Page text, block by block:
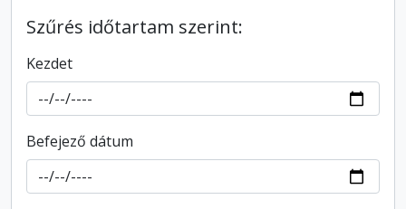
Szűrés időtartam szerint:
Kezdet
Befejező dátum